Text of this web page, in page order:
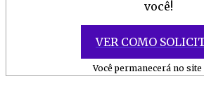
você!
VER COMO
Você permanecerá no site